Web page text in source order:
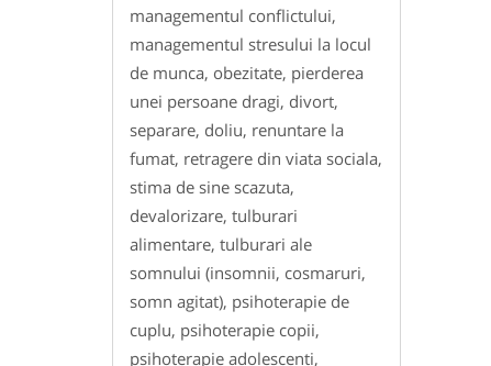
managementul conflictului,
managementul stresului la locul
de munca, obezitate, pierderea
unei persoane dragi, divort,
separare, doliu, renuntare la
fumat, retragere din viata sociala,
stima de sine scazuta,
devalorizare, tulburari
alimentare, tulburari ale
somnului (insomnii, cosmaruri,
somn agitat), psihoterapie de
cuplu, psihoterapie copii,
psihoterapie adolescenti,